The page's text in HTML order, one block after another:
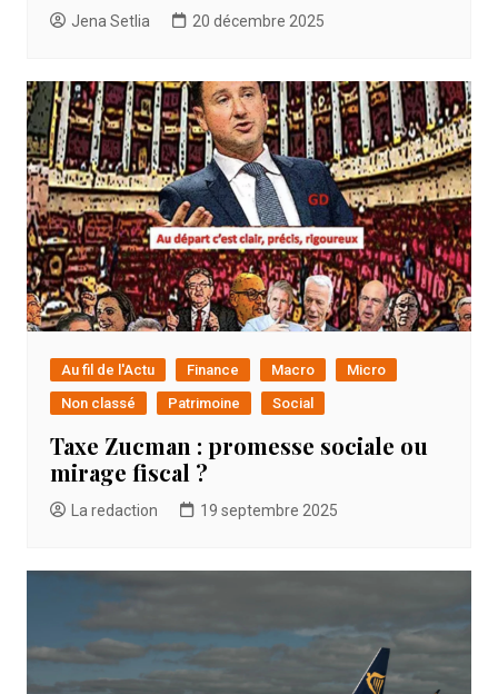
Jena Setlia 20 décembre 2025
Au fil de l'Actu Finance Macro
Micro
Non classé
Patrimoine Social
Taxe Zucman : promesse sociale ou
mirage fiscal ?
La redaction 19 septembre 2025